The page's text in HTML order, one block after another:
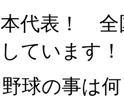
代表！ 全
ています！
球の事は